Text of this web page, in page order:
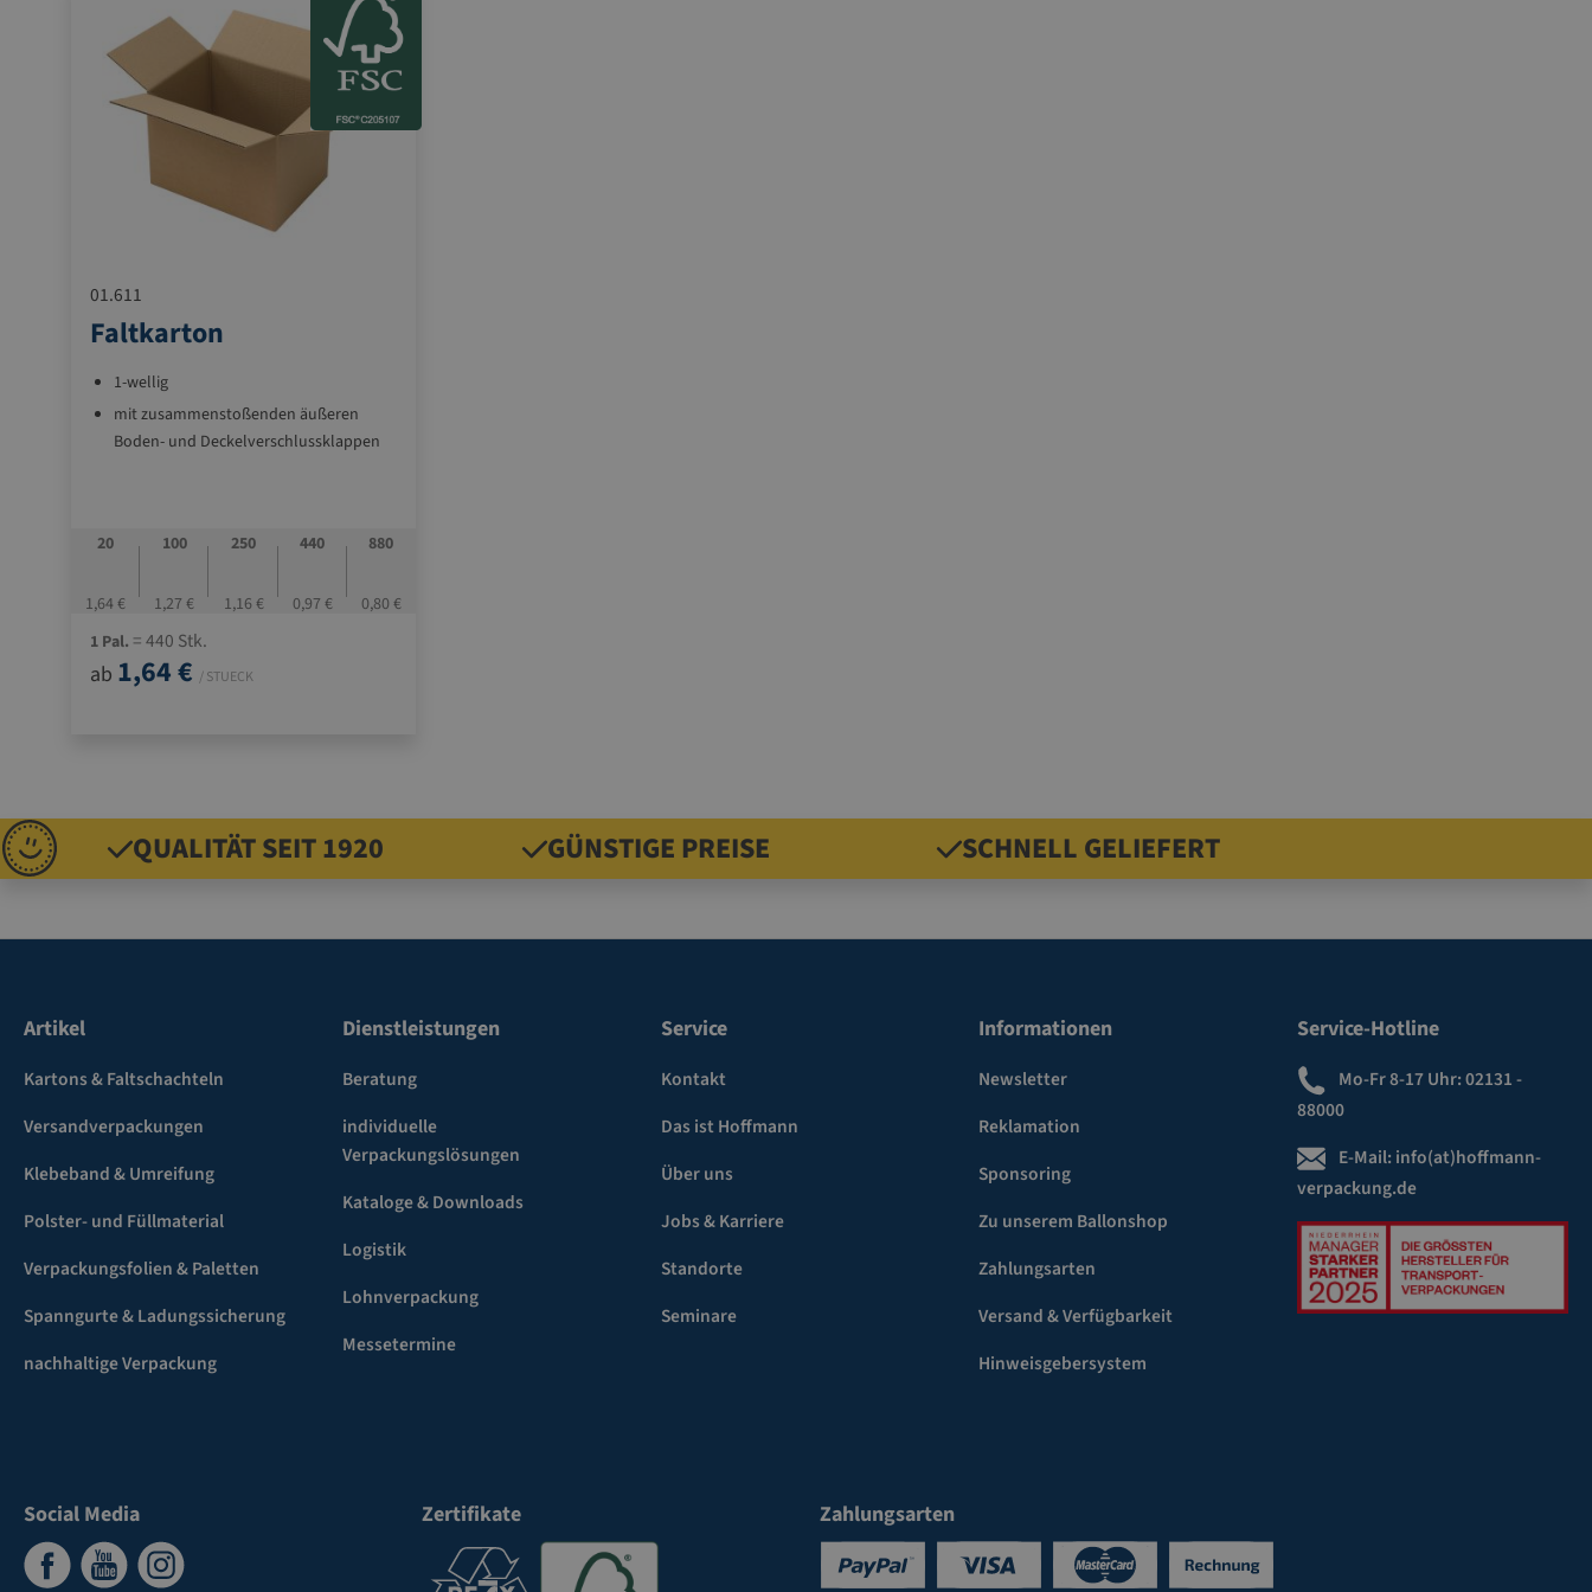
01.611
Faltkarton
1-wellig
mit zusammenstoßenden äußeren
Boden- und Deckelverschlussklappen
20
1,64 €
100
1,27 €
250
1,16 €
440
0,97 €
880
0,80 €
1 Pal. = 440 Stk.
ab 1,64 € / STUECK
QUALITÄT SEIT 1920 GÜNSTIGE PREISE SCHNELL GELIEFERT
Artikel
Kartons & Faltschachteln
Versandverpackungen
Klebeband & Umreifung
Polster- und Füllmaterial
Verpackungsfolien & Paletten
Spanngurte & Ladungssicherung
nachhaltige Verpackung
Dienstleistungen
Beratung
individuelle
Verpackungslösungen
Kataloge & Downloads
Logistik
Lohnverpackung
Messetermine
Service
Kontakt
Das ist Hoffmann
Über uns
Jobs & Karriere
Standorte
Seminare
Informationen
Newsletter
Reklamation
Sponsoring
Zu unserem Ballonshop
Zahlungsarten
Versand & Verfügbarkeit
Hinweisgebersystem
Service-Hotline
Mo-Fr 8-17 Uhr:02131 -
88000
E-Mail: info(at)hoffmann-
verpackung.de
Social Media Zertifikate Zahlungsarten